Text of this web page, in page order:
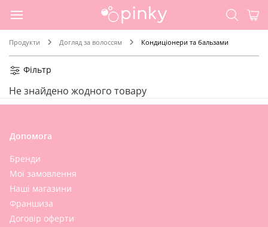
Продукти Догляд за волоссям Кондиціонери та бальзами
Фільтр
Не знайдено жодного товару
Допомога
Бренди
Мої замовлення
Наші магазини
Франшиза
Договір оферти